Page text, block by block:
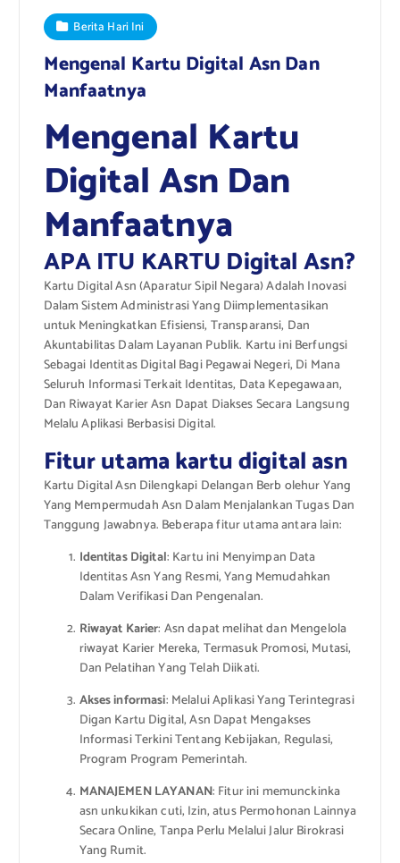
Berita Hari Ini
Mengenal Kartu Digital Asn Dan
Manfaatnya
Mengenal Kartu
Digital Asn Dan
Manfaatnya
APA ITU KARTU Digital Asn?
Kartu Digital Asn (Aparatur Sipil Negara) Adalah Inovasi
Dalam Sistem Administrasi Yang Diimplementasikan
untuk Meningkatkan Efisiensi, Transparansi, Dan
Akuntabilitas Dalam Layanan Publik. Kartu ini Berfungsi
Sebagai Identitas Digital Bagi Pegawai Negeri, Di Mana
Seluruh Informasi Terkait Identitas, Data Kepegawaan,
Dan Riwayat Karier Asn Dapat Diakses Secara Langsung
Melalu Aplikasi Berbasisi Digital.
Fitur utama kartu digital asn
Kartu Digital Asn Dilengkapi Delangan Berb olehur Yang
Yang Mempermudah Asn Dalam Menjalankan Tugas Dan
Tanggung Jawabnya. Beberapa fitur utama antara lain:
Identitas Digital: Kartu ini Menyimpan Data
Identitas Asn Yang Resmi, Yang Memudahkan
Dalam Verifikasi Dan Pengenalan.
Riwayat Karier: Asn dapat melihat dan Mengelola
riwayat Karier Mereka, Termasuk Promosi, Mutasi,
Dan Pelatihan Yang Telah Diikati.
Akses informasi: Melalui Aplikasi Yang Terintegrasi
Digan Kartu Digital, Asn Dapat Mengakses
Informasi Terkini Tentang Kebijakan, Regulasi,
Program Program Pemerintah.
MANAJEMEN LAYANAN: Fitur ini memunckinka
asn unkukikan cuti, Izin, atus Permohonan Lainnya
Secara Online, Tanpa Perlu Melalui Jalur Birokrasi
Yang Rumit.